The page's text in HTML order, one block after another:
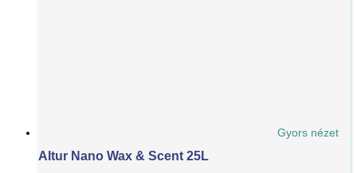
Gyors nézet
Altur Nano Wax & Scent 25L